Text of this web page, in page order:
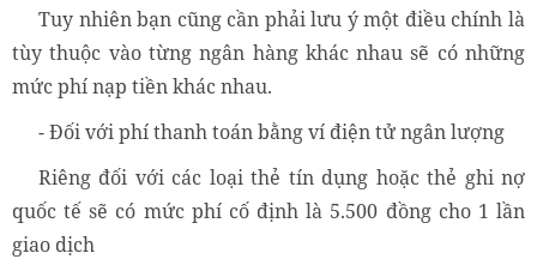
Tuy nhiên bạn cũng cần phải lưu ý một điều chính là
tùy thuộc vào từng ngân hàng khác nhau sẽ có những
mức phí nạp tiền khác nhau.
- Đối với phí thanh toán bằng ví điện tử ngân lượng
Riêng đối với các loại thẻ tín dụng hoặc thẻ ghi nợ
quốc tế sẽ có mức phí cố định là 5.500 đồng cho 1 lần
giao dịch